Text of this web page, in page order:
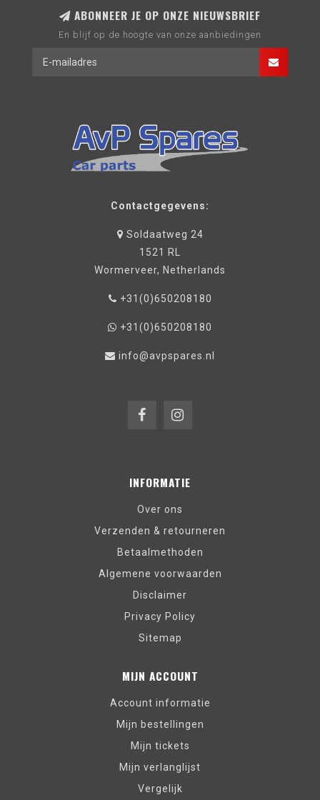
ABONNEER JE OP ONZE NIEUWSBRIEF
En blijf op de hoogte van onze aanbiedingen
Contactgegevens:
Soldaatweg 24
1521 RL
Wormerveer, Netherlands
+31(0)650208180
+31(0)650208180
info@avpspares.nl
INFORMATIE
Over ons
Verzenden & retourneren
Betaalmethoden
Algemene voorwaarden
Disclaimer
Privacy Policy
Sitemap
MIJN ACCOUNT
Account informatie
Mijn bestellingen
Mijn tickets
Mijn verlanglijst
Vergelijk